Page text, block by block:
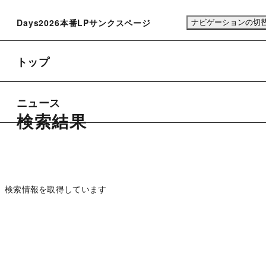
ナビゲーションの切
Days2026本番LPサンクスページ
トップ
ニュース
検索結果
検索情報を取得しています